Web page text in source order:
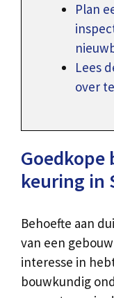
Plan
Lees
over
keuring in
Behoefte aan
van een
interesse in
bouwkundig